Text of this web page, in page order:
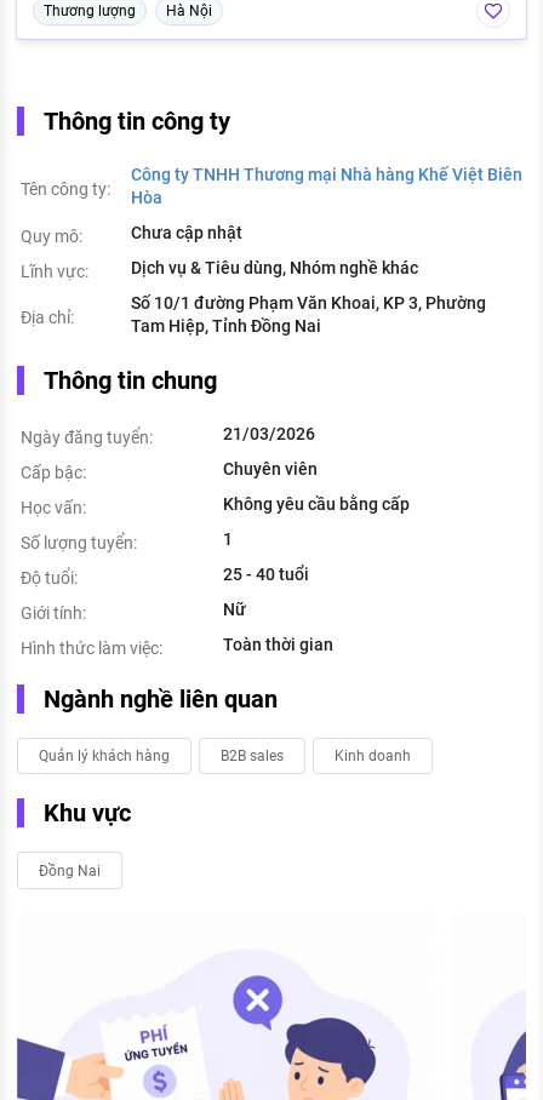
Thương lượng Hà Nội
Thông tin công ty
Tên công ty:
Công ty TNHH Thương mại Nhà hàng Khế Việt Biên
Hòa
Quy mô:
Chưa cập nhật
Lĩnh vực:
Dịch vụ & Tiêu dùng, Nhóm nghề khác
Địa chỉ:
Số 10/1 đường Phạm Văn Khoai, KP 3, Phường
Tam Hiệp, Tỉnh Đồng Nai
Thông tin chung
Ngày đăng tuyển:
21/03/2026
Cấp bậc:
Chuyên viên
Học vấn:
Không yêu cầu bằng cấp
Số lượng tuyển:
1
Độ tuổi:
25 - 40 tuổi
Giới tính:
Nữ
Hình thức làm việc:
Toàn thời gian
Ngành nghề liên quan
Quản lý khách hàng B2B sales Kinh doanh
Khu vực
Đồng Nai